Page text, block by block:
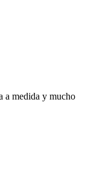
a medida y mucho